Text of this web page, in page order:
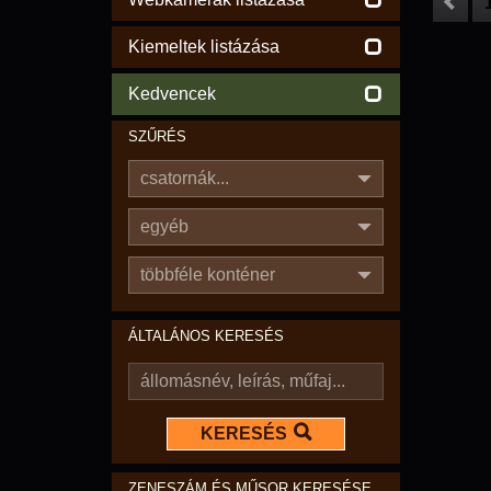
Kiemeltek listázása
Kedvencek
SZŰRÉS
csatornák...
egyéb
többféle konténer
ÁLTALÁNOS KERESÉS
KERESÉS